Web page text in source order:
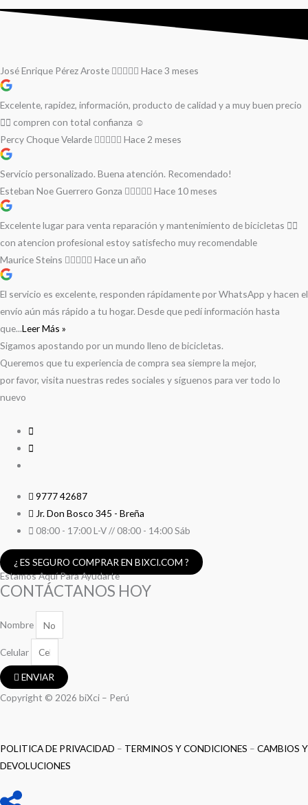
José Enrique Pérez Aroste Hace 3 meses
Excelente, rapidez, información, producto de calidad y a muy buen precio
👌🏻 compren con total confianza ☺️
Percy Choque Velarde
Hace 2 meses
Servicio personalizado. Buena atención. Recomendado!
Esteban Noe Guerrero Gonza
Hace 10 meses
Excelente lugar para venta reparación y mantenimiento de bicicletas 🚵‍♀️
con atencion profesional estoy satisfecho muy recomendable
Maurice Steins
Hace un año
El servicio es excelente, responden rápidamente por WhatsApp y hacen el
envío aún más rápido a tu hogar. Desde que pedí información hasta
que...Leer Más »
Sigamos apostando por un mundo lleno de bicicletas.
Queremos que tu experiencia de compra sea siempre la mejor,
por favor, visita nuestras redes sociales y síguenos para ver todo lo
nuevo
9777 42687
Jr. Don Bosco 345 - Breña
08:00 - 17:00 L-V // 08:00 - 14:00 Sáb
¿ ES SEGURO COMPRAR EN BIXCI.COM ?
Estamos Aquí Para Ayudarte
CONTÁCTANOS HOY
Nombre
Celular
ENVIAR
Copyright © 2026 biXci – Perú
POLITICA DE PRIVACIDAD – TERMINOS Y CONDICIONES – CAMBIOS Y
DEVOLUCIONES